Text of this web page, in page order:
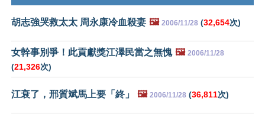
胡志強哭救太太 周永康冷血殺妻 🖼️ 2006/11/28 (32,654次)
女幹事別爭！此貢獻獎江澤民當之無愧 🖼️ 2006/11/28
(21,326次)
江衰了，邢質斌馬上要「終」 🖼️ 2006/11/28 (36,811次)